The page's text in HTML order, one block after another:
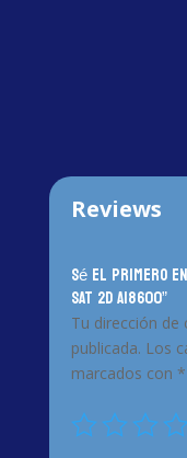
Reviews
Sé el primero en
SAT 2D AI8600”
Tu dirección
publicada. Los
marcados con *